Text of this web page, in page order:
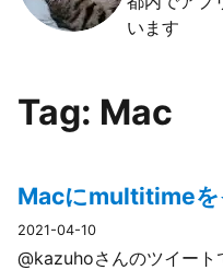
います
Tag: Mac
Macにmultitimeを
2021-04-10
@kazuhoさんのツイー